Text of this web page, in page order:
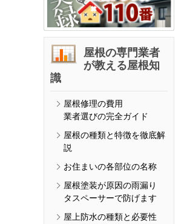
屋根の専門業者
が教える屋根知
識
屋根修理の費用
業者選びの完全ガイド
屋根の種類と特徴を徹底解
説
お住まいの各部位の名称
屋根塗装が原因の雨漏り
タスペーサーで防げます
屋上防水の種類と必要性